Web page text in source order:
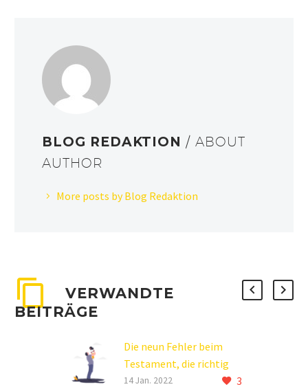
BLOG REDAKTION/ ABOUT
AUTHOR
More posts by Blog Redaktion
VERWANDTE
BEITRÄGE
Die neun Fehler beim
Testament, die richtig
viel Geld kosten
3
14 Jan. 2022